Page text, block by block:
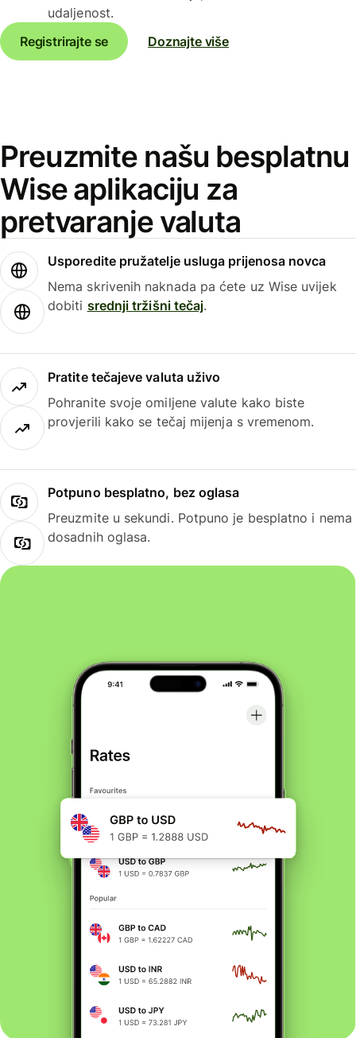
udaljenost.
Registrirajte se
Doznajte više
Preuzmite našu besplatnu
Wise aplikaciju za
pretvaranje valuta
Usporedite pružatelje usluga prijenosa novca
Nema skrivenih naknada pa ćete uz Wise uvijek
dobiti srednji tržišni tečaj.
Pratite tečajeve valuta uživo
Pohranite svoje omiljene valute kako biste
provjerili kako se tečaj mijenja s vremenom.
Potpuno besplatno, bez oglasa
Preuzmite u sekundi. Potpuno je besplatno i nema
dosadnih oglasa.